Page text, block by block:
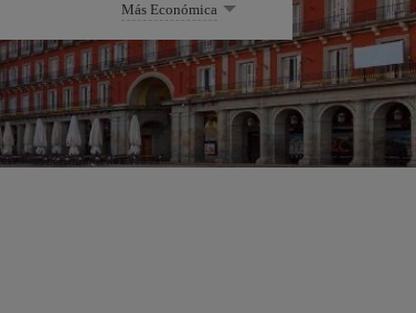
Más Económica